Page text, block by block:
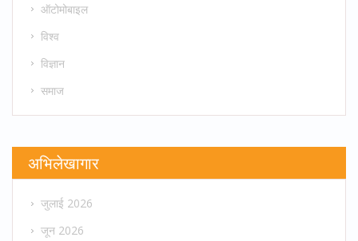
ऑटोमोबाइल
विश्व
विज्ञान
समाज
अभिलेखागार
जुलाई 2026
जून 2026